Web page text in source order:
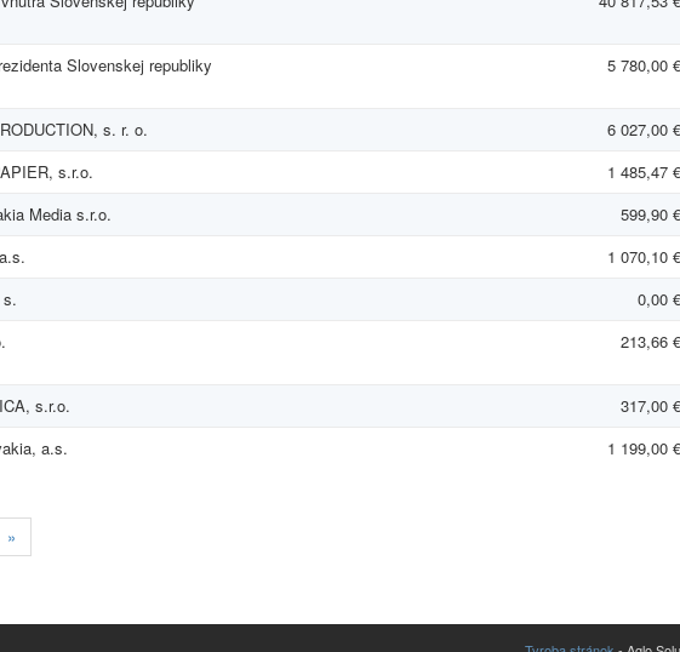
Slovenskej republiky 5 780,00 €
s. r. o. 6 027,00 €
s.r.o. 1 485,47 €
Media s.r.o. 599,90 €
1 070,10 €
0,00 €
213,66 €
s.r.o. 317,00 €
a.s. 1 199,00 €
»